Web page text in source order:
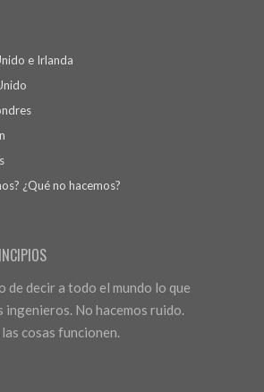
e Irlanda
¿Qué no hacemos?
de decir a todo el mundo lo que
ingenieros. No hacemos ruido.
cosas funcionen.